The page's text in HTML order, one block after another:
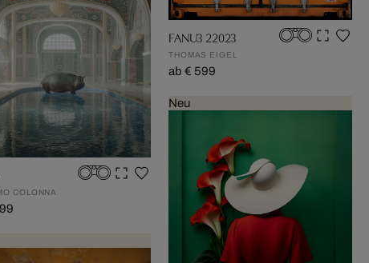
COLONNA
FANU3 22023
THOMAS EIGEL
ab € 599
Neu